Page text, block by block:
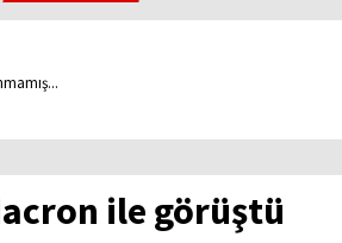
ile görüştü